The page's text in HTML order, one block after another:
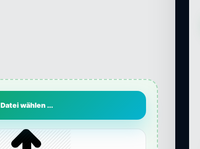
Datei wählen ...